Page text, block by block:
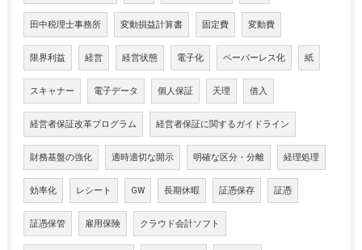
田中税理士事務所 変動損益計算書 固定費 変動費
限界利益 経営 経営状態 電子化 ペーパーレス化 紙
スキャナー 電子データ 個人保証 天理 借入
経営者保証改革プログラム 経営者保証に関するガイドライン
財務基盤の強化 適時適切な開示 明確な区分・分離 経理処理
効率化 レシート GW 長期休暇 証憑保存 証憑
証憑保管 雇用保険 クラウド会計ソフト